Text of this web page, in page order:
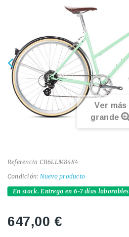
Ver más
grande
Referencia CB6LLM8484
Condición: Nuevo producto
En stock. Entrega en 6-7 días laborables
647,00 €